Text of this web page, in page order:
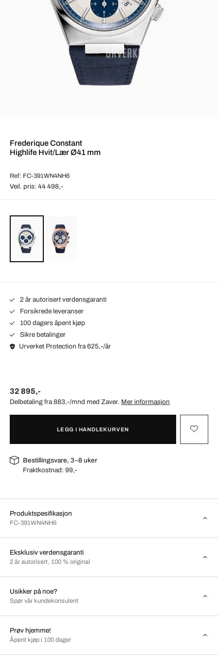
Frederique Constant
Highlife Hvit/Lær Ø41 mm
Ref: FC-391WN4NH6
Veil. pris: 44 498,-
2 år autorisert verdensgaranti
Forsikrede leveranser
100 dagers åpent kjøp
Sikre betalinger
Urverket Protection fra 625,-/år
32 895,-
Delbetaling fra 883,-/mnd med Zaver. Mer informasjon
LEGG I HANDLEKURVEN
Bestillingsvare, 3–8 uker
Fraktkostnad:99,-
Produktspesifikasjon
FC-391WN4NH6
Eksklusiv verdensgaranti
2 år autorisert, 100 % original
Usikker på noe?
Spør vår kundekonsulent
Prøv hjemme!
Åpent kjøp i 100 dager